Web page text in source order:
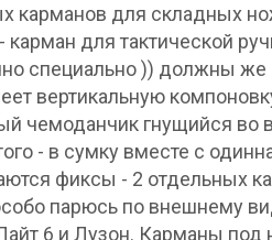
карманов для складных
карман для тактической
специально )) должны
вертикальную
чемоданчик гнущийся во
- в сумку вместе с
фиксы - 2 отдельных
парюсь по внешнему
6 и Лузон. Карманы